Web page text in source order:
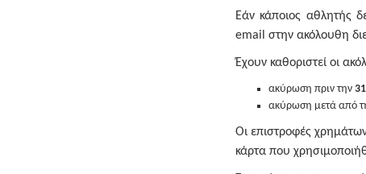
Εάν κάποιος αθλητής
email στην ακόλουθη
Έχουν καθοριστεί οι
ακύρωση πριν την
ακύρωση μετά από
Οι επιστροφές
κάρτα που